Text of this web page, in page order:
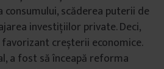
scăderea puterii de
investițiilor private. Deci,
creșterii economice.
a fost să înceapă reforma